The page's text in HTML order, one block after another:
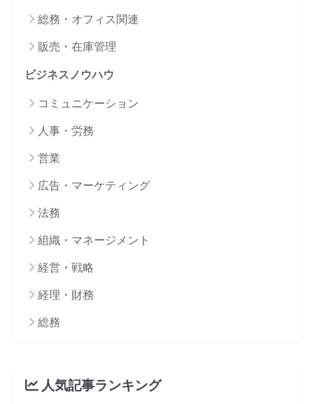
総務・オフィス関連
販売・在庫管理
ビジネスノウハウ
コミュニケーション
人事・労務
営業
広告・マーケティング
法務
組織・マネージメント
経営・戦略
経理・財務
総務
人気記事ランキング